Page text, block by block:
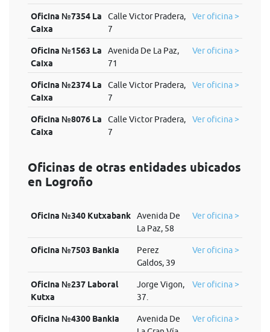
Oficina №7354 La
Caixa
Calle Victor Pradera,
7
Ver oficina >
Oficina №1563 La
Caixa
Avenida De La Paz,
71
Ver oficina >
Oficina №2374 La
Caixa
Calle Victor Pradera,
7
Ver oficina >
Oficina №8076 La
Caixa
Calle Victor Pradera,
7
Ver oficina >
Oficinas de otras entidades ubicados
en Logroño
Oficina №340 Kutxabank
Avenida De
La Paz, 58
Ver oficina >
Oficina №7503 Bankia
Perez
Galdos, 39
Ver oficina >
Oficina №237 Laboral
Kutxa
Jorge Vigon,
37.
Ver oficina >
Oficina №4300 Bankia
Avenida De
Ver oficina >